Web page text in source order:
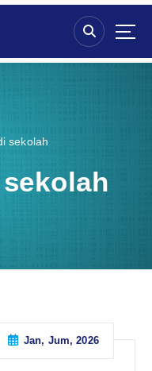
sekolah
Jan, Jum, 2026